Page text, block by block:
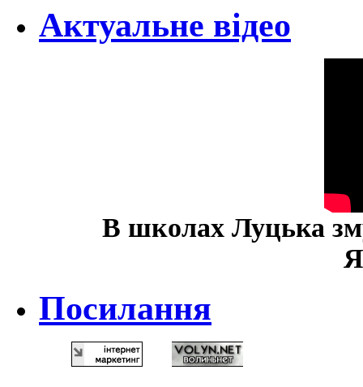
Актуальне відео
В школах Луцька
Посилання